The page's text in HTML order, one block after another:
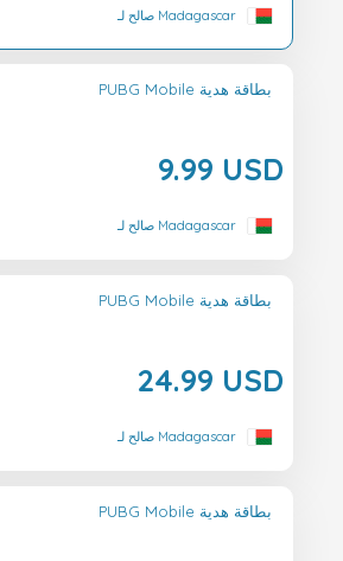
صالح لـ Madagascar
PUBG Mobile بطاقة هدية
9.99 USD
صالح لـ Madagascar
PUBG Mobile بطاقة هدية
24.99 USD
صالح لـ Madagascar
PUBG Mobile بطاقة هدية